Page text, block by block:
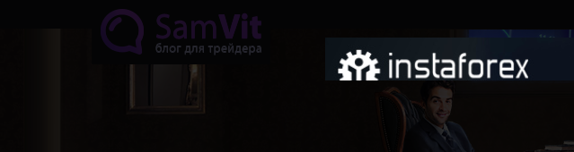
Перейти к основному содержанию